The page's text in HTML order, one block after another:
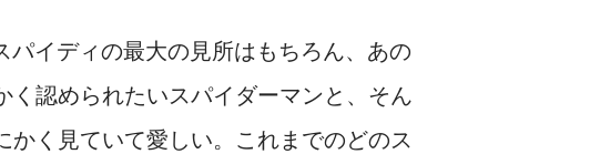
パイディの最大の見所はもちろん、あの
く認められたいスパイダーマンと、そん
く見ていて愛しい。これまでのどのス